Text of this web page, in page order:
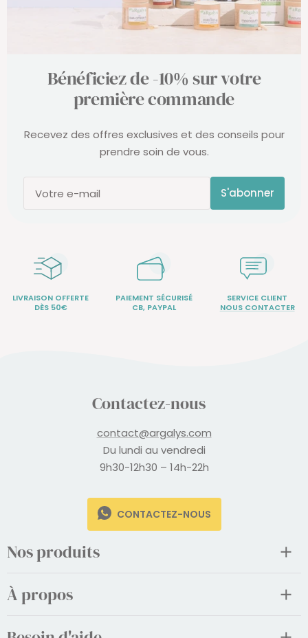
Bénéficiez de -10% sur votre
première commande
Recevez des offres exclusives et des conseils pour
prendre soin de vous.
Votre e-mail S'abonner
LIVRAISON OFFERTE
DÈS 50€
PAIEMENT SÉCURISÉ
CB, PAYPAL
SERVICE CLIENT
NOUS CONTACTER
Contactez-nous
contact@argalys.com
Du lundi au vendredi
9h30-12h30 – 14h-22h
CONTACTEZ-NOUS
Nos produits
À propos